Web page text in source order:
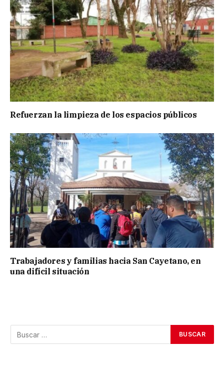
Refuerzan la limpieza de los espacios públicos
Trabajadores y familias hacia San Cayetano, en
una difícil situación